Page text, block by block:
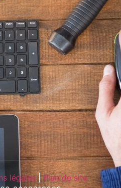
légales|Plan de site